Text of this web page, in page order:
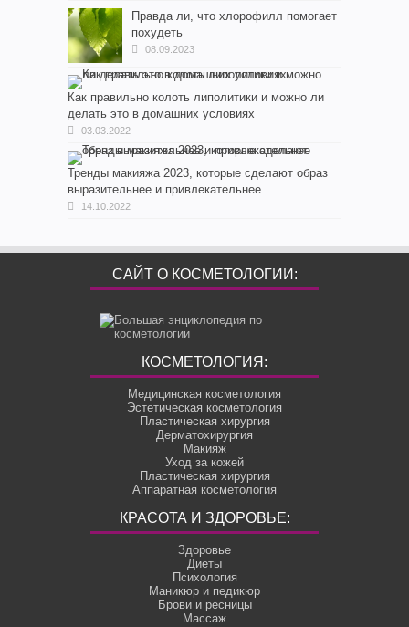
Правда ли, что хлорофилл помогает
похудеть
08.09.2023
Как правильно колоть липолитики и можно ли
делать это в домашних условиях
03.03.2022
Тренды макияжа 2023, которые сделают образ
выразительнее и привлекательнее
14.10.2022
САЙТ О КОСМЕТОЛОГИИ:
КОСМЕТОЛОГИЯ:
Медицинская косметология
Эстетическая косметология
Пластическая хирургия
Дерматохирургия
Макияж
Уход за кожей
Пластическая хирургия
Аппаратная косметология
КРАСОТА И ЗДОРОВЬЕ:
Здоровье
Диеты
Психология
Маникюр и педикюр
Брови и ресницы
Массаж